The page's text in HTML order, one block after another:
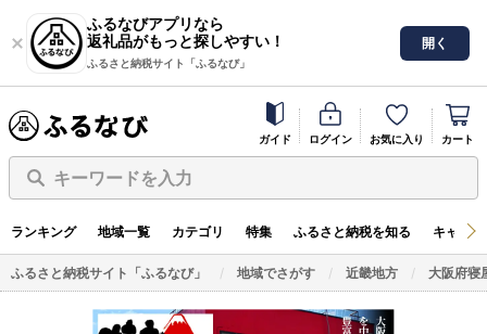
ふるなびアプリなら
返礼品がもっと探しやすい！
ふるさと納税サイト「ふるなび」
開く
ガイド ログイン お気に入り カート
キーワードを入力
ランキング 地域一覧 カテゴリ 特集 ふるさと納税を知る キャン
ふるさと納税サイト「ふるなび」 地域でさがす 近畿地方 大阪府寝